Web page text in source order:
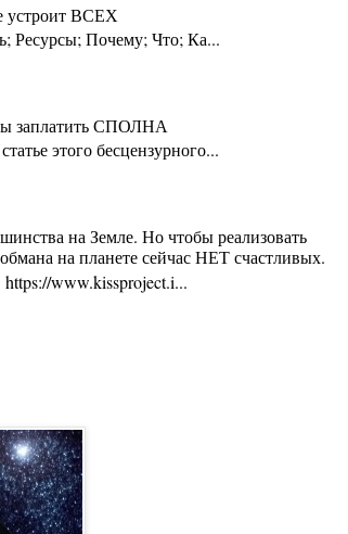
устроит ВСЕХ
Ресурсы; Почему; Что; Ка...
заплатить СПОЛНА
этого бесцензурного...
на Земле. Но чтобы реализовать
на планете сейчас НЕТ счастливых.
www.kissproject.i...